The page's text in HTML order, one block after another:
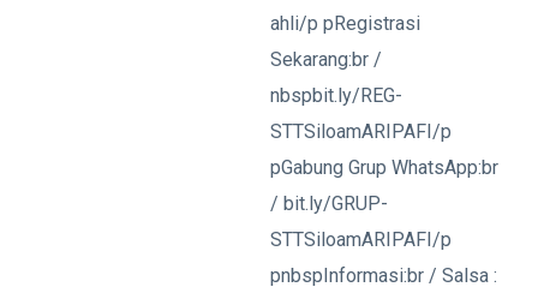
ahli/p pRegistrasi
Sekarang:br /
nbspbit.ly/REG-
STTSiloamARIPAFI/p
pGabung Grup WhatsApp:br
/ bit.ly/GRUP-
STTSiloamARIPAFI/p
pnbspInformasi:br / Salsa :